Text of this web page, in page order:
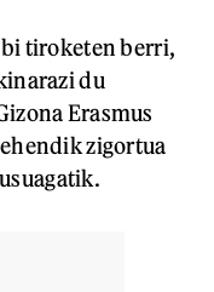
tiroketen berri,
du
Erasmus
zigortua